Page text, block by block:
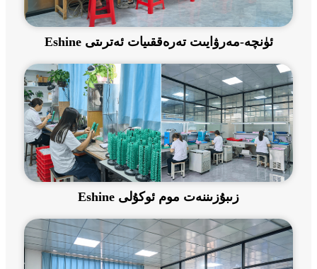
Eshine ئۈنچە-مەرۋايىت تەرەققىيات ئەترىتى
Eshine زىبۇزىننەت موم ئوكۇلى